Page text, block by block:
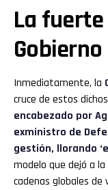
La
Inmediatamente, la
cruce de estos
encabezado por
exministro de
gestión, llorando
modelo que dejó a
cadenas globales de